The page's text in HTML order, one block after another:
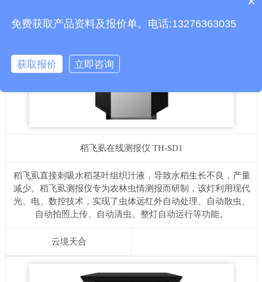
稻飞虱在线测报仪 TH-SD1
稻飞虱直接刺吸水稻茎叶组织汁液，导致水稻生长不良，产量
减少。稻飞虱测报仪专为农林虫情测报而研制，该灯利用现代
光、电、数控技术，实现了虫体远红外自动处理、自动散虫、
自动拍照上传、自动清虫、整灯自动运行等功能。
云境天合
产品包含安装吗？
免费获取产品资料及报价单。电话:13276363035
获取报价 立即咨询